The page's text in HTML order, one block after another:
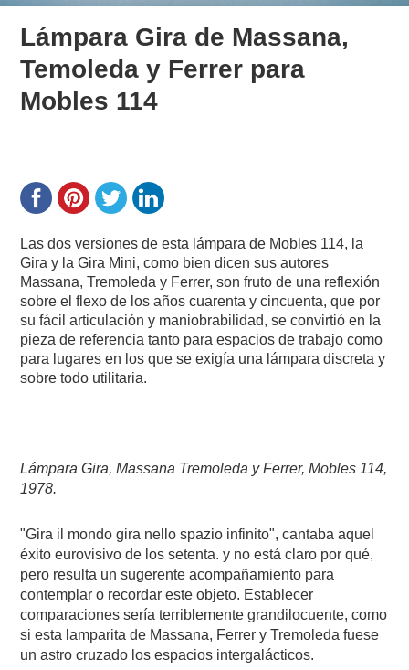
Lámpara Gira de Massana,
Temoleda y Ferrer para
Mobles 114
Las dos versiones de esta lámpara de Mobles 114, la
Gira y la Gira Mini, como bien dicen sus autores
Massana, Tremoleda y Ferrer, son fruto de una reflexión
sobre el flexo de los años cuarenta y cincuenta, que por
su fácil articulación y maniobrabilidad, se convirtió en la
pieza de referencia tanto para espacios de trabajo como
para lugares en los que se exigía una lámpara discreta y
sobre todo utilitaria.
Lámpara Gira, Massana Tremoleda y Ferrer, Mobles 114,
1978.
"Gira il mondo gira nello spazio infinito", cantaba aquel
éxito eurovisivo de los setenta. y no está claro por qué,
pero resulta un sugerente acompañamiento para
contemplar o recordar este objeto. Establecer
comparaciones sería terriblemente grandilocuente, como
si esta lamparita de Massana, Ferrer y Tremoleda fuese
un astro cruzado los espacios intergalácticos.